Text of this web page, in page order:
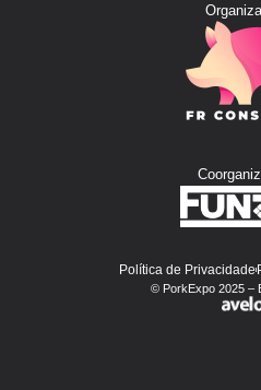
Política de Privacidade
© PorkExpo 2025 –